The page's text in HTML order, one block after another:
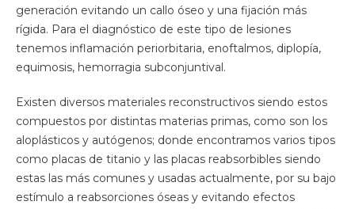
generación evitando un callo óseo y una fijación más
rígida. Para el diagnóstico de este tipo de lesiones
tenemos inflamación periorbitaria, enoftalmos, diplopía,
equimosis, hemorragia subconjuntival.
Existen diversos materiales reconstructivos siendo estos
compuestos por distintas materias primas, como son los
aloplásticos y autógenos; donde encontramos varios tipos
como placas de titanio y las placas reabsorbibles siendo
estas las más comunes y usadas actualmente, por su bajo
estímulo a reabsorciones óseas y evitando efectos